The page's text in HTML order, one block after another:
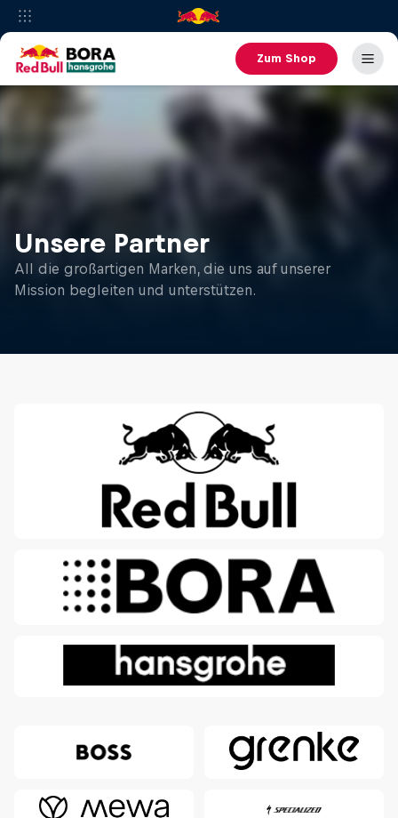
Zum Shop
Unsere Partner
All die großartigen Marken, die uns auf unserer
Mission begleiten und unterstützen.